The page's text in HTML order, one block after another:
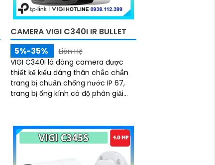
CAMERA VIGI C340I IR BULLET
5%-35%
Liên Hệ
VIGI C340I là dòng camera được
thiết kế kiểu dáng thân chắc chắn
trang bị chuẩn chống nước IP 67,
trang bị ống kính có độ phân giải
vào ban đêm với khoảng cách 50m,
công nghệ Smart IR giúp chống lóa
hình ảnh